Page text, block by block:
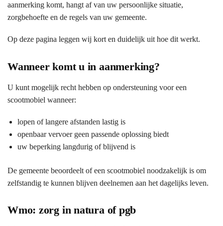
aanmerking komt, hangt af van uw persoonlijke situatie,
zorgbehoefte en de regels van uw gemeente.
Op deze pagina leggen wij kort en duidelijk uit hoe dit werkt.
Wanneer komt u in aanmerking?
U kunt mogelijk recht hebben op ondersteuning voor een
scootmobiel wanneer:
lopen of langere afstanden lastig is
openbaar vervoer geen passende oplossing biedt
uw beperking langdurig of blijvend is
De gemeente beoordeelt of een scootmobiel noodzakelijk is om
zelfstandig te kunnen blijven deelnemen aan het dagelijks leven.
Wmo: zorg in natura of pgb